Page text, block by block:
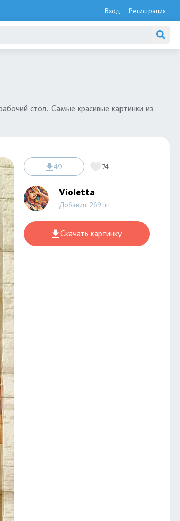
Вход Регистрация
стол. Самые красивые картинки из
49 74
Violetta
Добавил: 269 шт.
Скачать картинку